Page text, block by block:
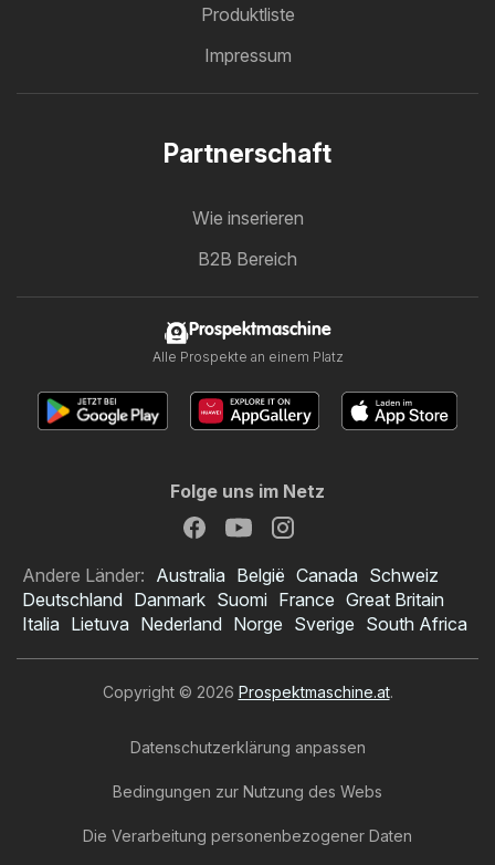
Bipa Prospekt
Produktliste
Impressum
Partnerschaft
Wie inserieren
B2B Bereich
Prospektmaschine
Alle Prospekte an einem Platz
Folge uns im Netz
Andere Länder: Australia België Canada Schweiz
Deutschland Danmark Suomi France Great Britain
Italia Lietuva Nederland Norge Sverige South Africa
Copyright © 2026 Prospektmaschine.at.
Datenschutzerklärung anpassen
Bedingungen zur Nutzung des Webs
Die Verarbeitung personenbezogener Daten